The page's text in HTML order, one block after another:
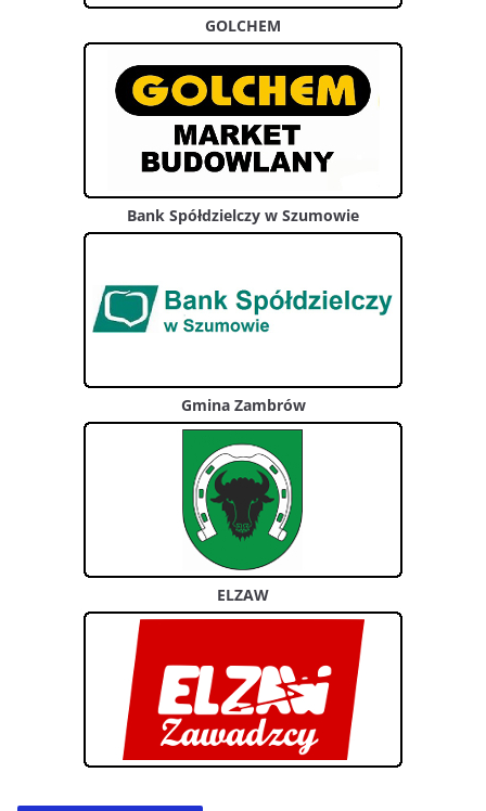
GOLCHEM
Bank Spółdzielczy w Szumowie
Gmina Zambrów
ELZAW